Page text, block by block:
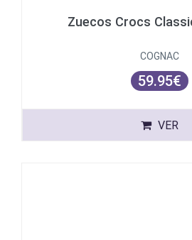
Zuecos Crocs
COGNAC
59.95€
VER